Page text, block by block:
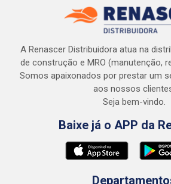
A Renascer Distribuidora atua na
de construção e MRO (manutenção,
Somos apaixonados por prestar um
aos nossos
Seja bem-vindo.
Baixe já o APP da